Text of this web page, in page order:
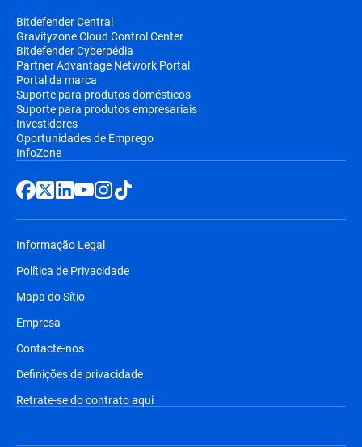
Bitdefender Central
Gravityzone Cloud Control Center
Bitdefender Cyberpédia
Partner Advantage Network Portal
Portal da marca
Suporte para produtos domésticos
Suporte para produtos empresariais
Investidores
Oportunidades de Emprego
InfoZone
Informação Legal
Política de Privacidade
Mapa do Sítio
Empresa
Contacte-nos
Definições de privacidade
Retrate-se do contrato aqui